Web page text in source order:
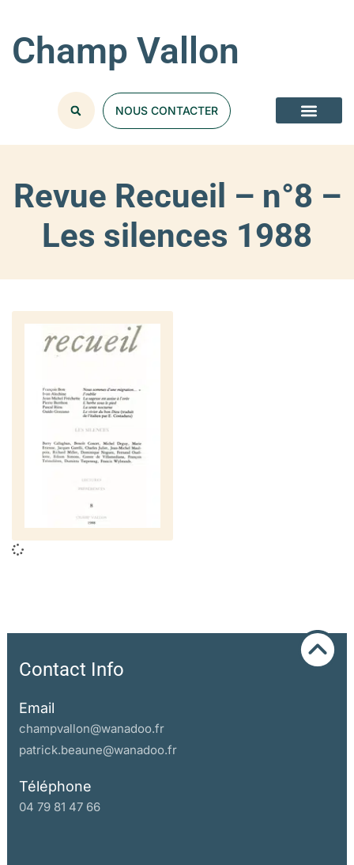
Champ Vallon
NOUS CONTACTER
Revue Recueil – n°8 –
Les silences 1988
Contact Info
Email
champvallon@wanadoo.fr
patrick.beaune@wanadoo.fr
Téléphone
04 79 81 47 66